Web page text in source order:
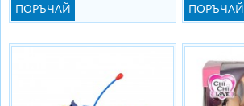
ПОРЪЧАЙ ПОРЪЧАЙ